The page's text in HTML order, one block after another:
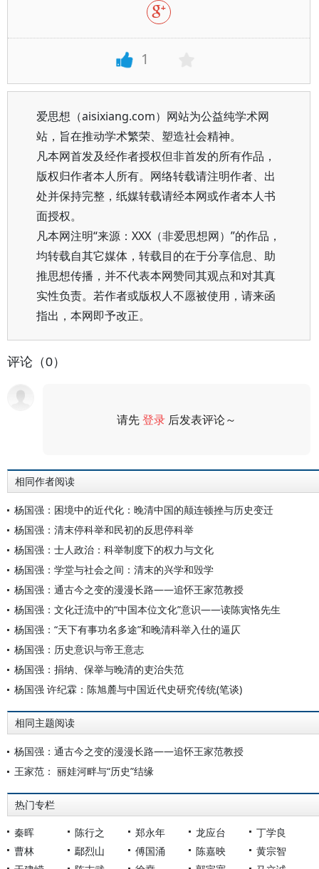
1
爱思想（aisixiang.com）网站为公益纯学术网
站，旨在推动学术繁荣、塑造社会精神。
凡本网首发及经作者授权但非首发的所有作品，
版权归作者本人所有。网络转载请注明作者、出
处并保持完整，纸媒转载请经本网或作者本人书
面授权。
凡本网注明“来源：XXX（非爱思想网）”的作品，
均转载自其它媒体，转载目的在于分享信息、助
推思想传播，并不代表本网赞同其观点和对其真
实性负责。若作者或版权人不愿被使用，请来函
指出，本网即予改正。
评论（0）
请先登录 后发表评论～
相同作者阅读
杨国强：困境中的近代化：晚清中国的颠连顿挫与历史变迁
杨国强：清末停科举和民初的反思停科举
杨国强：士人政治：科举制度下的权力与文化
杨国强：学堂与社会之间：清末的兴学和毁学
杨国强：通古今之变的漫漫长路——追怀王家范教授
杨国强：文化迁流中的“中国本位文化”意识——读陈寅恪先生
杨国强：“天下有事功名多途”和晚清科举入仕的逼仄
杨国强：历史意识与帝王意志
杨国强：捐纳、保举与晚清的吏治失范
杨国强 许纪霖：陈旭麓与中国近代史研究传统(笔谈)
相同主题阅读
杨国强：通古今之变的漫漫长路——追怀王家范教授
王家范： 丽娃河畔与“历史”结缘
热门专栏
秦晖 陈行之 郑永年 龙应台
丁学良
曹林
鄢烈山 傅国涌 陈嘉映
黄宗智